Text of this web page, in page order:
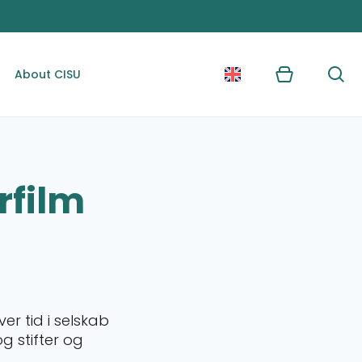
About CISU Kurv Søg
tid i selskab
stifter og